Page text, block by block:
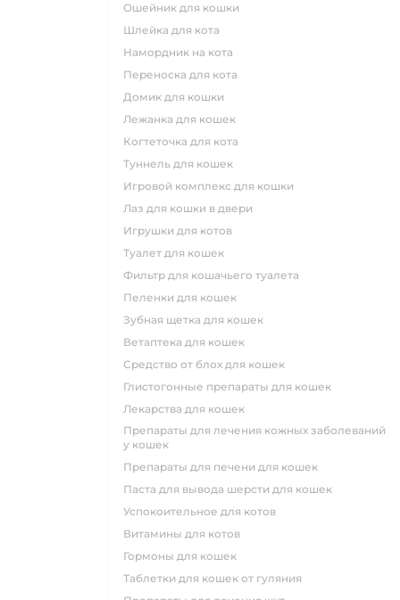
ошейник для кошки
шлейка для кота
намордник на кота
переноска для кота
домик для кошки
лежанка для кошек
когтеточка для кота
туннель для кошек
игровой комплекс для кошки
лаз для кошки в двери
игрушки для котов
туалет для кошек
фильтр для кошачьего туалета
пеленки для кошек
зубная щетка для кошек
ветаптека для кошек
средство от блох для кошек
глистогонные препараты для кошек
лекарства для кошек
препараты для лечения кожных заболеваний
у кошек
препараты для печени для кошек
паста для вывода шерсти для кошек
успокоительное для котов
витамины для котов
гормоны для кошек
таблетки для кошек от гуляния